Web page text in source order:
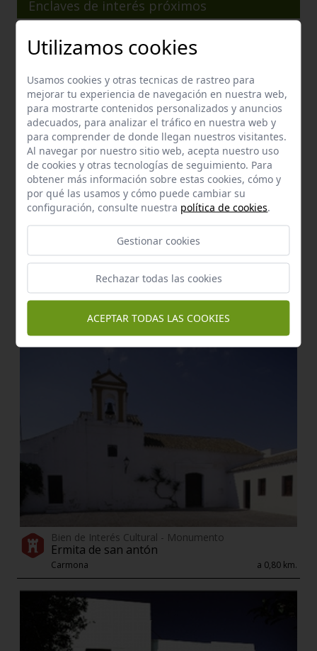
Enclaves de interés próximos
Pilar de la fÁbrica de anis
a 0,54 km.
Fábrica de aguardientes los tres hermanos
Bien de Interés Cultural - Monumento
Ermita de san antón
Carmona a 0,80 km.
Utilizamos cookies
Usamos cookies y otras tecnicas de rastreo para
mejorar tu experiencia de navegación en nuestra web,
para mostrarte contenidos personalizados y anuncios
adecuados, para analizar el tráfico en nuestra web y
para comprender de donde llegan nuestros visitantes.
Al navegar por nuestro sitio web, acepta nuestro uso
de cookies y otras tecnologías de seguimiento. Para
obtener más información sobre estas cookies, cómo y
por qué las usamos y cómo puede cambiar su
configuración, consulte nuestra política de cookies.
Gestionar cookies
Rechazar todas las cookies
ACEPTAR TODAS LAS COOKIES